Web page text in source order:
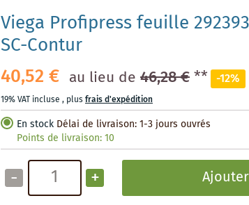
Viega Profipress feuille
SC-Contur
40,52 € au lieu de 46,28 €** -12%
19% VAT incluse , plusfrais d'expédition
En stock Délai de livraison: 1-3 jours ouvrés
Points de livraison:10
- +